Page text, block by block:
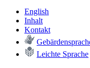
English
In­halt
Kon­takt
Leich­te Spra­che